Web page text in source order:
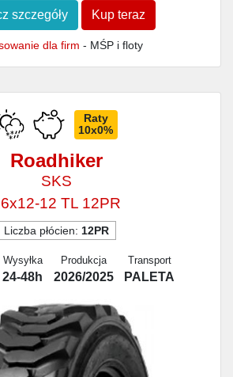
szczegóły Kup teraz
dla firm - MŚP i floty
Raty
10x0%
Roadhiker
SKS
12 TL 12PR
Liczba płócien: 12PR
Wysyłka
24-48h
Produkcja
2026/2025
Transport
PALETA